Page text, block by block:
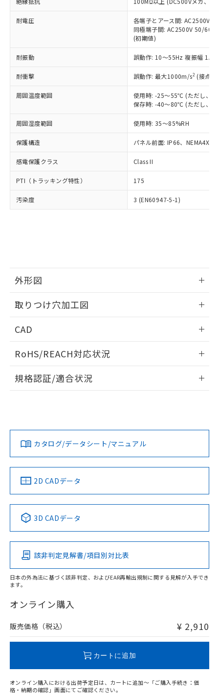
耐電圧
各端子とアース間: AC2500V
同極端子間: AC2500V 50/
(初期値)
耐振動 誤動作: 10～55Hz 複振幅
耐衝撃 誤動作: 最大1000m/s2 (接点
周囲温度範囲
使用時: -25～55℃ (ただし、氷
保存時: -40～80℃ (ただし、氷
周囲湿度範囲 使用時: 35～85%RH
保護構造 パネル前面: IP66、NEMA4X,
感電保護クラス Class II
PTI（トラッキング特性） 175
汚染度 3 (EN60947-5-1)
外形図
取りつけ穴加工図
CAD
ドすることができます。
ログイン/会員登録
ダウンロードデータをご利用いただく前に、以下を必ずお読
みください。
ソフトウェアの使用条件
RoHS/REACH対応状況
EU RoHS 注意事項・凡例
対応済み
中国 RoHS 注意事項・凡例
Pb Hg Cd Cr(VI)
O
在庫等で未対応品が混在する可能性があります。
問い合わせください。
規格認証/適合状況
LR型式承認
（イギリス
船舶規格）
DNV型式承認
（ノルウェー
BV型式承認
（フランス
KR型式
（韓国
No No No No
この製品の規格認証/適合状況ページへ
その他の認証はこちらのページからご検索ください
カタログ/データシート/マニュアル
2D CADデータ
3D CADデータ
該非判定見解書/項目別対比表
日本の外為法に基づく該非判定、およびEAR再輸出規制に関する見解が入手でき
ます。
オンライン購入
販売価格（税込） ¥ 2,910
カートに追加
オンライン購入における出荷予定日は、カートに追加～「ご購入手続き：価
格・納期の確認」画面にてご確認ください。
準価格とは異なる場合があることをご
正式な納期状況および標準価格はお客
様のお取引先、またはお客様担当のオ
オムロン制御機器販売店や当社販売拠
販売ネットワーク
」をご確認
在庫状況および標準価格結果を当社の
事前の承諾なく第三者に漏洩または開
示しないようお願いします。
マイパーツ機能（部品リスト作成サー
ビス）をご利用いただくには、I-Web
メンバーズにご登録されている必要が
あります。
登録された部品リストについて、当社
および当社の共同利用者が、当社の製
品・サービスに関するお客様との取
指します。
六価クロム(Cr(Ⅵ)) 1000ppm以下、ポリ臭化ビフェニル
(PBDE) 1000ppm以下、フタル酸ビス(2-エチルヘキシ
ル) (DEHP)(別名：DOP) 1000ppm以下、フタル酸ブチ
ルベンジル（BBP） 1000ppm以下、フタル酸ジブチル
（DBP） 1000ppm以下、フタル酸ジイソブチル
但し、RoHS指令で産業用監視および制御機器に対する
フタル酸エステル類の４物質については閾値を超える意
図的な使用がないことを確認しています。
部品在庫の切り替え状況などにより、予定
月が前後することがあります。
※3 非含有証明書ダウンロード
下記の非含有証明書をダウンロードするこ
とができます。
また、RoHS指令のフタル酸エステル類４
物質の対応では、対応完了までの期間は出
荷製品に未対応品が混在することから備考
欄に対応日を記載しておりました。
す。
Cr(Ⅵ)(六価クロム) : 1000ppm、 PBBs(ポリ臭化ビフェ
ニル類) : 1000ppm、 PBDEs(ポリ臭化ジフェニルエーテ
DBP(フタル酸ジブチル) : 1000ppm、 DIBP(フタル酸ジ
DEHP(フタル酸ビス(2-エチルヘキシル)) : 1000ppm
「ｅ」：有害物質（10物質）のすべてが基
準値以下であることを示します。
「10」：通常の使用状況下において有害物
質が外部に漏えいし、環境に深刻な影響を
及ぼさない年数を意味します。
「－」：未確認です。当社販売部門へお問
可)を取得するなどの必要な手続きを
当社は規制貨物を破棄する場合は、完
全に破砕するなど、違法に輸出されな
いよう必要な手段を講じます。
当社は貴社製品を、核兵器、ミサイ
ル、化学兵器、生物兵器またはその他
武器並びにこれらの製造装置等に一切
当社は、貴社製品を第三者に販売する
場合は、上記1、2および3の内容を当
該第三者に通知します。また当社は、
販売先および販売に係わる関係者が違
法に輸出するおそれがある場合は、取
り引きをいたしません。
一定数以上の在庫あり
一定数には満たないが在庫あり
いては、お客様のお取引先、ま
たはお客様担当のオムロン制御
機器販売店・当社販売員にご確
受注生産機種、また在庫状況の
情報を公開していない機種